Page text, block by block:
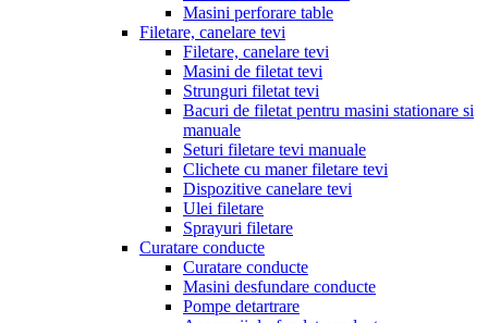
Masini perforare table
Filetare, canelare tevi
Filetare, canelare tevi
Masini de filetat tevi
Strunguri filetat tevi
Bacuri de filetat pentru masini stationare si
manuale
Seturi filetare tevi manuale
Clichete cu maner filetare tevi
Dispozitive canelare tevi
Ulei filetare
Sprayuri filetare
Curatare conducte
Curatare conducte
Masini desfundare conducte
Pompe detartrare